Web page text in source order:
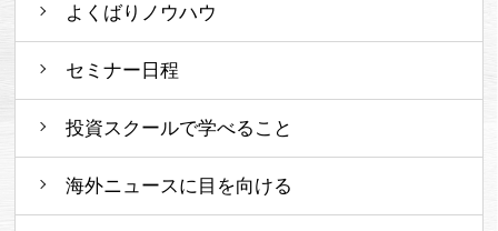
よくばりノウハウ
セミナー日程
投資スクールで学べること
海外ニュースに目を向ける